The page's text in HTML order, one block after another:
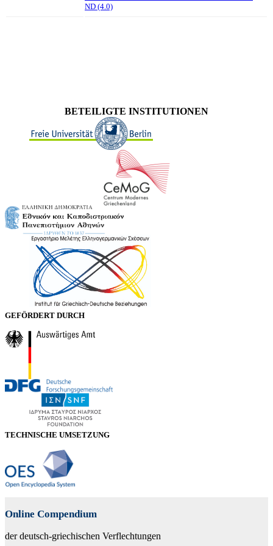
ND (4.0)
BETEILIGTE INSTITUTIONEN
GEFÖRDERT DURCH
TECHNISCHE UMSETZUNG
Online Compendium
der deutsch-griechischen Verflechtungen